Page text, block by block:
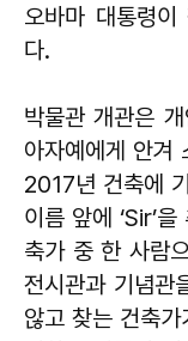
오바마 대통령
다.
박물관 개관은
아자예에게 안겨
2017년 건축에
이름 앞에 ‘Sir’
축가 중 한 사람
전시관과 기념관
않고 찾는 건축